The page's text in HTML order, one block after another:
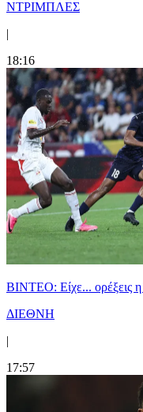
ΝΤΡΙΜΠΛΕΣ
|
18:16
BINTEO: Είχε... ορέξεις
ΔΙΕΘΝΗ
|
17:57